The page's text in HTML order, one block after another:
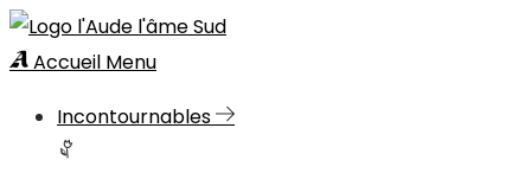
Accueil Menu
Incontournables